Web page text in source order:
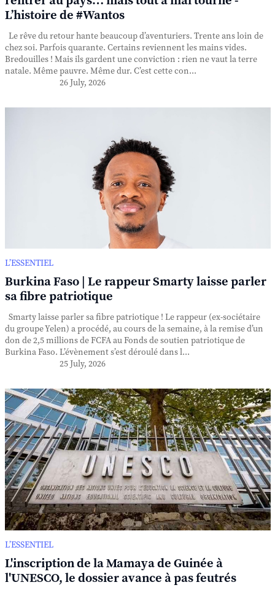
L’histoire de #Wantos
Le rêve du retour hante beaucoup d’aventuriers. Trente ans loin de
chez soi. Parfois quarante. Certains reviennent les mains vides.
Bredouilles ! Mais ils gardent une conviction : rien ne vaut la terre
natale. Même pauvre. Même dur. C’est cette con...
26 July, 2026
L’ESSENTIEL
Burkina Faso | Le rappeur Smarty laisse parler
sa fibre patriotique
Smarty laisse parler sa fibre patriotique ! Le rappeur (ex-sociétaire
du groupe Yelen) a procédé, au cours de la semaine, à la remise d’un
don de 2,5 millions de FCFA au Fonds de soutien patriotique de
Burkina Faso. L’évènement s’est déroulé dans l...
25 July, 2026
L’ESSENTIEL
L'inscription de la Mamaya de Guinée à
l'UNESCO, le dossier avance à pas feutrés